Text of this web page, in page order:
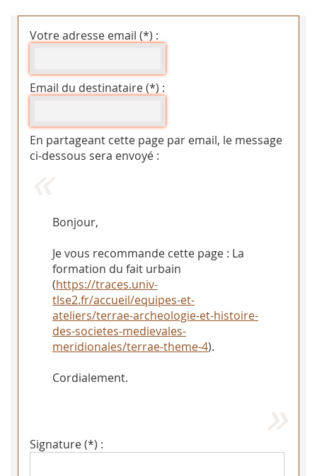
Votre adresse email (*) :
Email du destinataire (*) :
En partageant cette page par email, le message
ci-dessous sera envoyé :
Bonjour,
Je vous recommande cette page : La
formation du fait urbain
(https://traces.univ-
tlse2.fr/accueil/equipes-et-
ateliers/terrae-archeologie-et-histoire-
des-societes-medievales-
meridionales/terrae-theme-4).
Cordialement.
Signature (*) :